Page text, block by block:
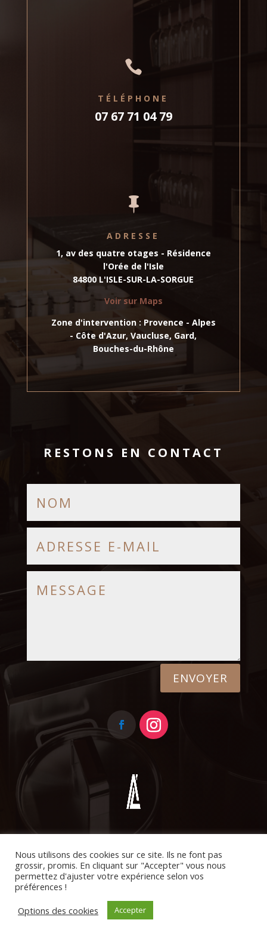

TÉLÉPHONE
07 67 71 04 79

ADRESSE
1, av des quatre otages - Résidence
l'Orée de l'Isle
84800 L'ISLE-SUR-LA-SORGUE
Voir sur Maps
Zone d'intervention : Provence - Alpes
- Côte d'Azur, Vaucluse, Gard,
Bouches-du-Rhône
RESTONS EN CONTACT
ENVOYER
Mentions légales
Nous utilisons des cookies sur ce site. Ils ne font pas
grossir, promis. En cliquant sur "Accepter" vous nous
permettez d'ajuster votre expérience selon vos
préférences !
Options des cookies
Accepter